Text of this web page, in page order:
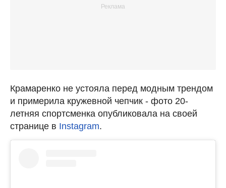
Крамаренко не устояла перед модным трендом
и примерила кружевной чепчик - фото 20-
летняя спортсменка опубликовала на своей
странице в Instagram.